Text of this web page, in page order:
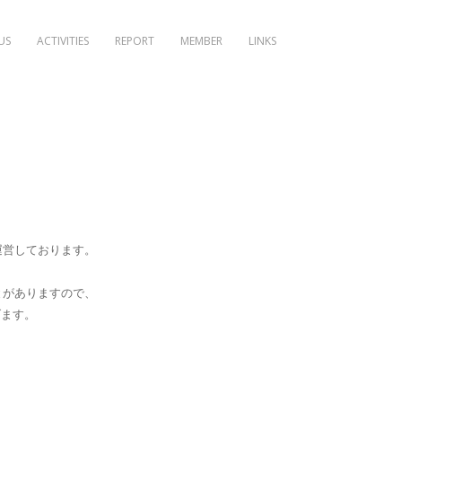
ACTIVITIES REPORT MEMBER LINKS
しております。
ありますので、
す。